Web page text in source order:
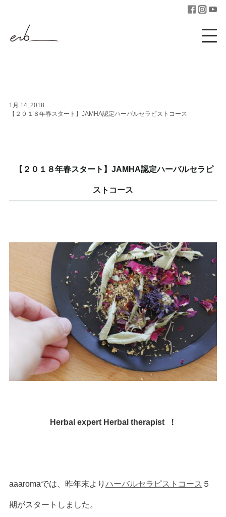
1月 14, 2018
【２０１８年春スタート】JAMHA認定ハーバルセラピストコース
【２０１８年春スタート】JAMHA認定ハーバルセラピ
ストコース
Herbal expert Herbal therapist ！
aaaromaでは、昨年末より ハーバルセラピストコース ５
期がスタートしました。